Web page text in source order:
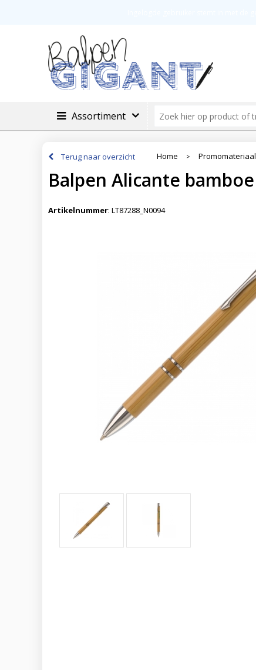
Assortiment
Terug naar overzicht Home > Promomateriaal
Balpen Alicante bamboe
Artikelnummer: LT87288_N0094